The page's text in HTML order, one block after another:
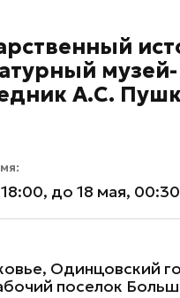
музей-
А.С.
до 18 мая, 00:30
Одинцовский
поселок